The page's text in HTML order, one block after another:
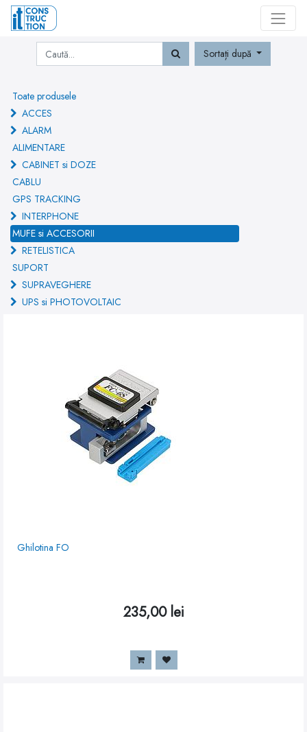
Sortați după
Toate produsele
ACCES
ALARM
ALIMENTARE
CABINET si DOZE
CABLU
GPS TRACKING
INTERPHONE
MUFE si ACCESORII
RETELISTICA
SUPORT
SUPRAVEGHERE
UPS si PHOTOVOLTAIC
Ghilotina FO
235,00lei